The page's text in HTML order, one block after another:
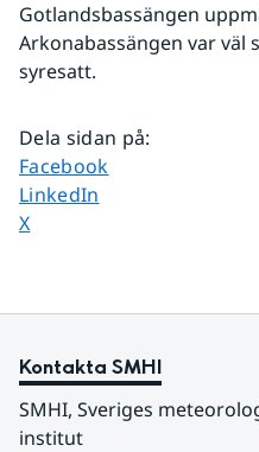
Gotlandsbassängen
Arkonabassängen var väl
syresatt.
Dela sidan på:
Dela sidan på
Facebook
Dela sidan på
LinkedIn
Dela sidan på
X
Kontakta SMHI
SMHI, Sveriges
institut